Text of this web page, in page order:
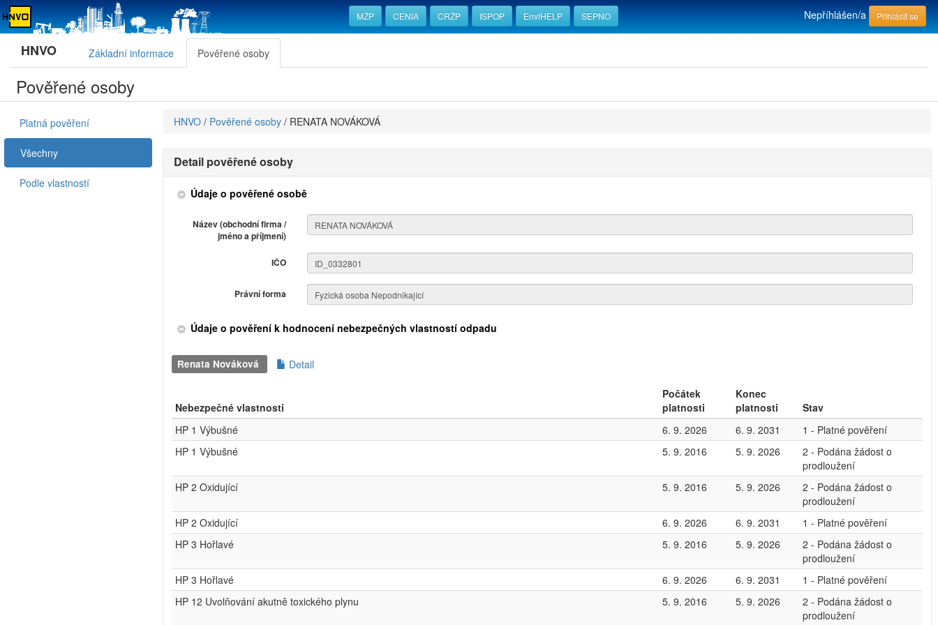
MŽP CENIA CRŽP ISPOP EnviHELP SEPNO Nepříhlášen/a Přihlásit se
HNVO Základní informace Pověřené osoby
Pověřené osoby
Platná pověření
Všechny
Podle vlastností
HNVO / Pověřené osoby / RENATA NOVÁKOVÁ
Detail pověřené osoby
Údaje o pověřené osobě
Název (obchodní firma /
jméno a příjmení)
IČO
Právní forma
Údaje o pověření k hodnocení nebezpečných vlastností odpadu
Renata Nováková Detail
Nebezpečné vlastnosti
Počátek
platnosti
Konec
platnosti
Stav
HP 1 Výbušné
6. 9. 2026 6. 9. 2031
1 - Platné pověření
HP 1 Výbušné
5. 9. 2016 5. 9. 2026
2 - Podána žádost o
prodloužení
HP 2 Oxidující
5. 9. 2016 5. 9. 2026
2 - Podána žádost o
prodloužení
HP 2 Oxidující
6. 9. 2026 6. 9. 2031
1 - Platné pověření
HP 3 Hořlavé
5. 9. 2016 5. 9. 2026
2 - Podána žádost o
prodloužení
HP 3 Hořlavé
6. 9. 2026 6. 9. 2031
1 - Platné pověření
HP 12 Uvolňování akutně toxického plynu
5. 9. 2016 5. 9. 2026
2 - Podána žádost o
prodloužení